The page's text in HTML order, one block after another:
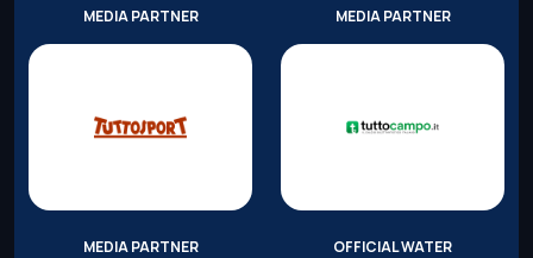
MEDIA PARTNER MEDIA PARTNER
MEDIA PARTNER OFFICIAL WATER